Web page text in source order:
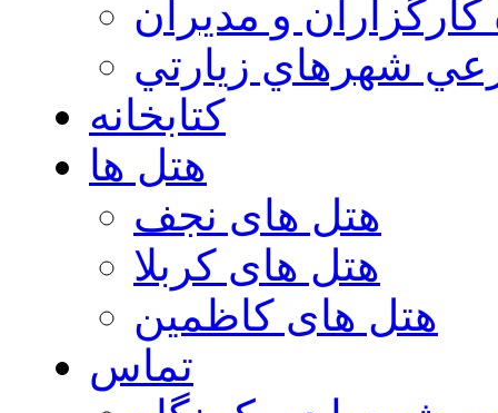
كارگزاران و مديران
شهرهاي زيارتي
کتابخانه
هتل ها
هتل های نجف
هتل های کربلا
هتل های کاظمین
تماس